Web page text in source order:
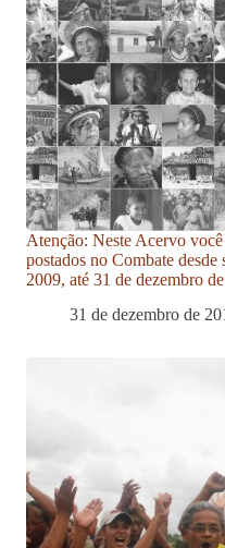
Atenção: Neste Acervo
postados no Combate
2009, até 31 de dezembro
31 de dezembro de